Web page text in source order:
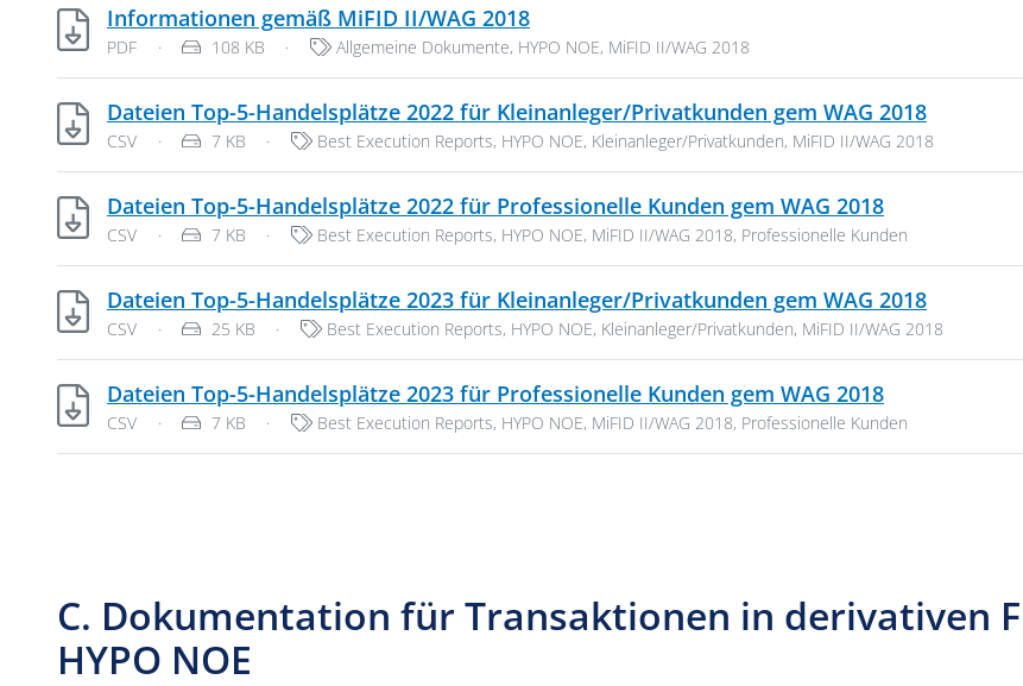
Informationen gemäß MiFID II/WAG 2018PDF, 108 KB
Dateityp: PDF-Dokument
PDF · Dateigröße:
108 KB · Kategorien:
Allgemeine Dokumente, HYPO NOE, MiFID II/WAG 2018
Dateien Top-5-Handelsplätze 2022 für Kleinanleger/Privatkunden gem WAG 2018CSV, 7 KB
Dateityp: CSV-Daten
CSV · Dateigröße:
7 KB · Kategorien:
Best Execution Reports, HYPO NOE, Kleinanleger/Privatkunden, MiFID II/WAG 2018
Dateien Top-5-Handelsplätze 2022 für Professionelle Kunden gem WAG 2018CSV, 7 KB
Dateityp: CSV-Daten
CSV · Dateigröße:
7 KB · Kategorien:
Best Execution Reports, HYPO NOE, MiFID II/WAG 2018, Professionelle Kunden
Dateien Top-5-Handelsplätze 2023 für Kleinanleger/Privatkunden gem WAG 2018CSV, 25 KB
Dateityp: CSV-Daten
CSV · Dateigröße:
25 KB · Kategorien:
Best Execution Reports, HYPO NOE, Kleinanleger/Privatkunden, MiFID II/WAG 2018
Dateien Top-5-Handelsplätze 2023 für Professionelle Kunden gem WAG 2018CSV, 7 KB
Dateityp: CSV-Daten
CSV · Dateigröße:
7 KB · Kategorien:
Best Execution Reports, HYPO NOE, MiFID II/WAG 2018, Professionelle Kunden
C. Dokumentation für Transaktionen in derivativen
HYPO NOE